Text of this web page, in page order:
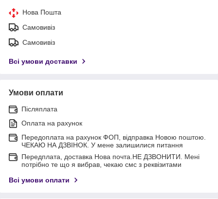
Нова Пошта
Самовивіз
Самовивіз
Всі умови доставки
Умови оплати
Післяплата
Оплата на рахунок
Передоплата на рахунок ФОП, відправка Новою поштою.
ЧЕКАЮ НА ДЗВІНОК. У мене залишилися питання
Передплата, доставка Нова почта.НЕ ДЗВОНИТИ. Мені
потрібно те що я вибрав, чекаю смс з реквізитами
Всі умови оплати